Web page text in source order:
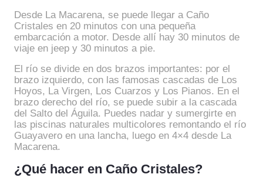
Desde La Macarena, se puede llegar a Caño
Cristales en 20 minutos con una pequeña
embarcación a motor. Desde allí hay 30 minutos de
viaje en jeep y 30 minutos a pie.
El río se divide en dos brazos importantes: por el
brazo izquierdo, con las famosas cascadas de Los
Hoyos, La Virgen, Los Cuarzos y Los Pianos. En el
brazo derecho del río, se puede subir a la cascada
del Salto del Águila. Puedes nadar y sumergirte en
las piscinas naturales multicolores remontando el río
Guayavero en una lancha, luego en 4×4 desde La
Macarena.
¿Qué hacer en Caño Cristales?